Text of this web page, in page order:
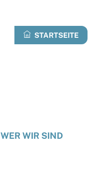
STARTSEITE
WER WIR SIND